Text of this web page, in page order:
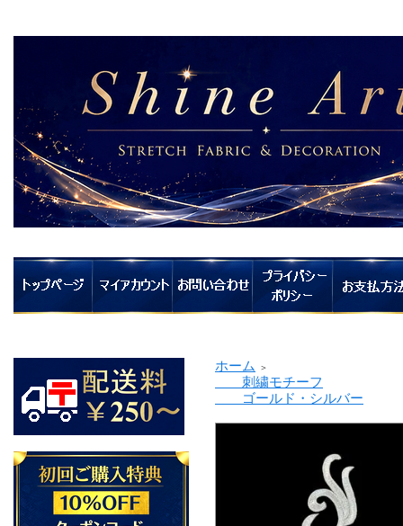
ホーム ＞
刺繍モチーフ
ゴールド・シルバー